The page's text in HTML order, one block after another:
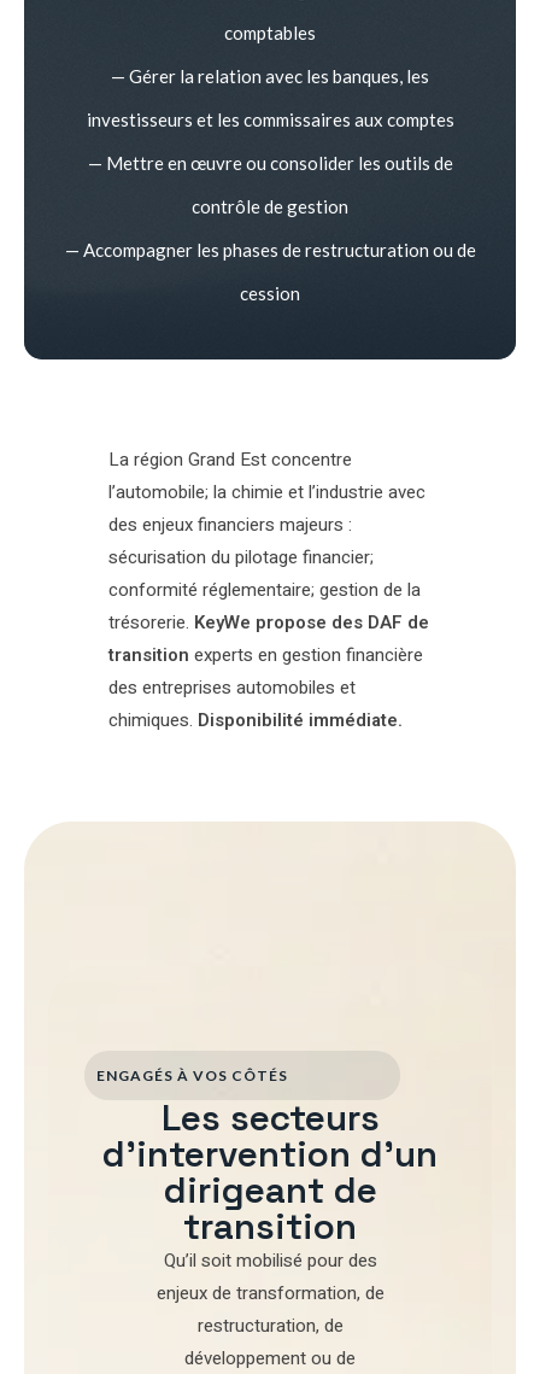
comptables
— Gérer la relation avec les banques, les
investisseurs et les commissaires aux comptes
— Mettre en œuvre ou consolider les outils de
contrôle de gestion
— Accompagner les phases de restructuration ou de
cession
La région Grand Est concentre
l’automobile; la chimie et l’industrie avec
des enjeux financiers majeurs :
sécurisation du pilotage financier;
conformité réglementaire; gestion de la
trésorerie. KeyWe propose des DAF de
transition experts en gestion financière
des entreprises automobiles et
chimiques. Disponibilité immédiate.
ENGAGÉS À VOS CÔTÉS
Les secteurs
d'intervention d'un
dirigeant de
transition
Qu’il soit mobilisé pourdes
enjeux de transformation, de
restructuration, de
développementou de